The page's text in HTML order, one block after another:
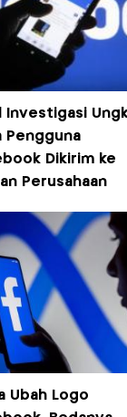
Investigasi
Pengguna
Dikirim ke
Perusahaan
Ubah Logo